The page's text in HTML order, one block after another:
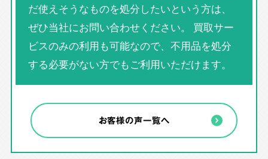
だ使えそうなものを処分したいという方は、
ぜひ当社にお問い合わせください。 買取サー
ビスのみの利用も可能なので、不用品を処分
する必要がない方でもご利用いただけます。
お客様の声一覧へ